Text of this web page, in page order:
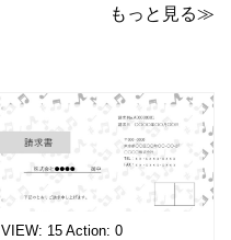
ト！A4横型ExcelやWord
表になります。 A4横型サ
イズの無料テンプレート
で、Excel・Wo
もっと見る≫
VIEW: 15 Action: 0